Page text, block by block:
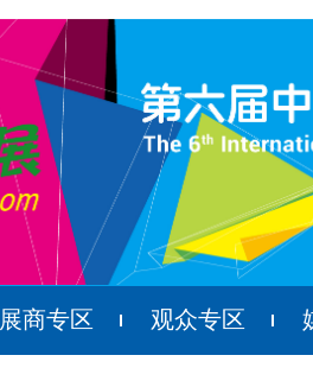
展商专区 观众专区